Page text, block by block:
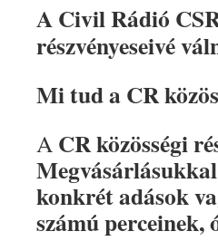
A Civil Rádió
részvényeseivé
Mi tud a CR
A CR közösségi
konkrét adások
számú perceinek,